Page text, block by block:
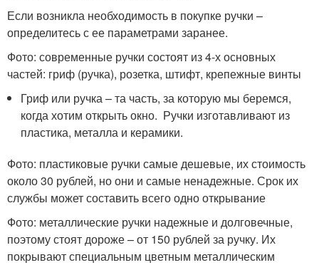
Если возникла необходимость в покупке ручки –
определитесь с ее параметрами заранее.
Фото: современные ручки состоят из 4-х основных
частей: гриф (ручка), розетка, штифт, крепежные винты
Гриф или ручка – та часть, за которую мы беремся,
когда хотим открыть окно. Ручки изготавливают из
пластика, металла и керамики.
Фото: пластиковые ручки самые дешевые, их стоимость
около 30 рублей, но они и самые ненадежные. Срок их
службы может составить всего одно открывание
Фото: металлические ручки надежные и долговечные,
поэтому стоят дороже – от 150 рублей за ручку. Их
покрывают специальным цветным металлическим